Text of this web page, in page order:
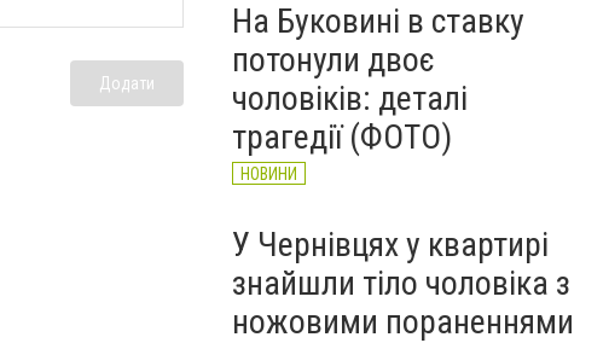
Додати
На Буковині в ставку
потонули двоє
чоловіків: деталі
трагедії (ФОТО)
НОВИНИ
У Чернівцях у квартирі
знайшли тіло чоловіка з
ножовими пораненнями